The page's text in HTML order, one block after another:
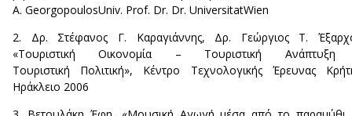
Α. GeorgopoulosUniv. Prof. Dr. Dr. UniversitatWien
2. Δρ. Στέφανος Γ. Καραγιάννης, Δρ. Γεώργιος Τ.
«Τουριστική Οικονομία – Τουριστική
Τουριστική Πολιτική», Κέντρο Τεχνολογικής Έρευνας
Ηράκλειο 2006